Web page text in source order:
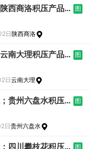
西商洛积压产品
图
日陕西商洛
南大理积压产品
图
日云南大理
贵州六盘水积压
图
日贵州六盘水
四川攀枝花积压
图